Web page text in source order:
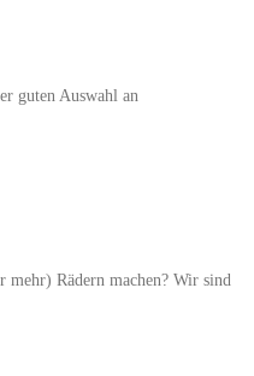
guten Auswahl an
Rädern machen? Wir sind